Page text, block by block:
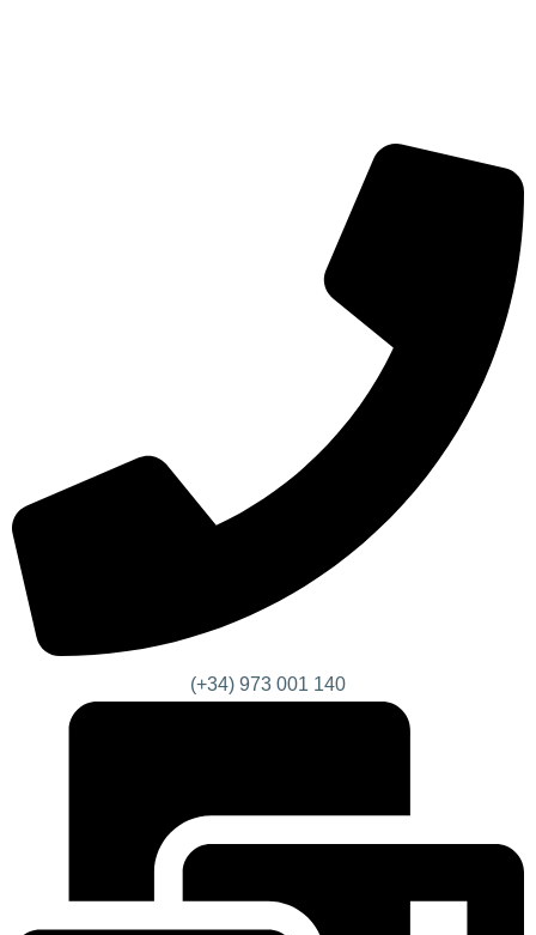
(+34) 973 001 140